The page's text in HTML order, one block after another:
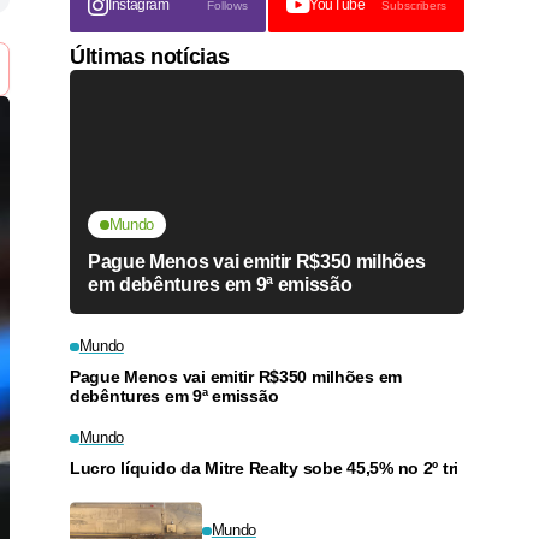
Instagram Follows YouTube Subscribers
Últimas notícias
Mundo
Pague Menos vai emitir R$350 milhões
em debêntures em 9ª emissão
Mundo
Pague Menos vai emitir R$350 milhões em
debêntures em 9ª emissão
Mundo
Lucro líquido da Mitre Realty sobe 45,5% no 2º tri
Mundo